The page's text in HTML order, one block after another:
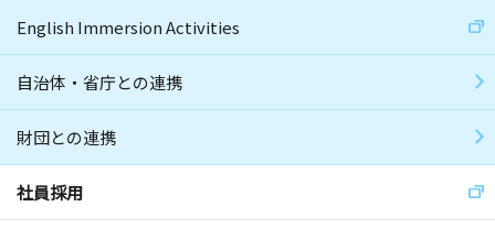
English Immersion Activities
自治体・省庁との連携
財団との連携
社員採用